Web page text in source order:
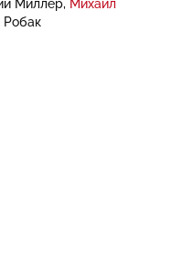
Миллер Михаил
Робак